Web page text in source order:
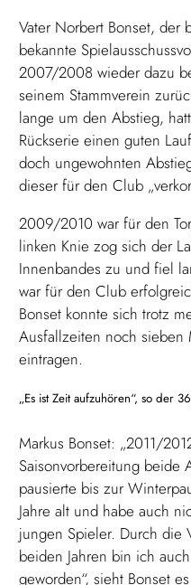
Vater Norbert Bonset, der
bekannte
2007/2008 wieder dazu
seinem Stammverein
lange um den Abstieg,
Rückserie einen guten
doch ungewohnten
dieser für den Club
2009/2010 war für den
linken Knie zog sich der
Innenbandes zu und fiel
war für den Club
Bonset konnte sich trotz
Ausfallzeiten noch sieben
eintragen.
„Es ist Zeit aufzuhören“, so der
Markus Bonset: „2011/
Saisonvorbereitung
pausierte bis zur
Jahre alt und habe auch
jungen Spieler. Durch die
beiden Jahren bin ich
geworden“, sieht Bonset